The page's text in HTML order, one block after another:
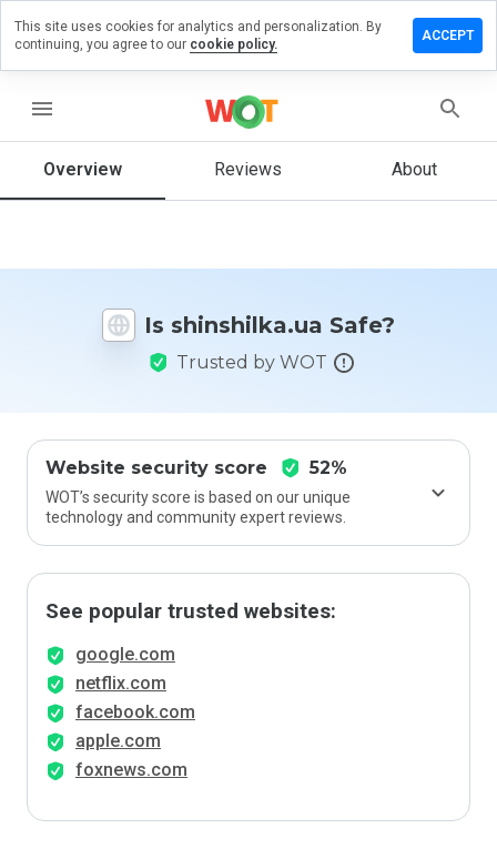
menu
Overview Reviews About
Is shinshilka.ua Safe?
Trusted by WOT
Website security score 52%
WOT’s security score is based on our unique
technology and community expert reviews.
See popular trusted websites:
google.com
netflix.com
facebook.com
apple.com
foxnews.com
a
on
How
rate
This site uses cookies for analytics and personalization. By
continuing, you agree to our cookie policy.
ACCEPT